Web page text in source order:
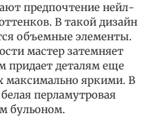
предпочтение нейл-
В такой дизайн
объемные элементы.
мастер затемняет
придает деталям еще
максимально яркими. В
перламутровая
бульоном.